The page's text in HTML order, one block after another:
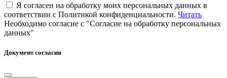
Я согласен на обработку моих персональных данных в
соответствии с Политикой конфиденциальности. Читать
Необходимо согласие с "Согласие на обработку персональных
данных"
Документ согласия